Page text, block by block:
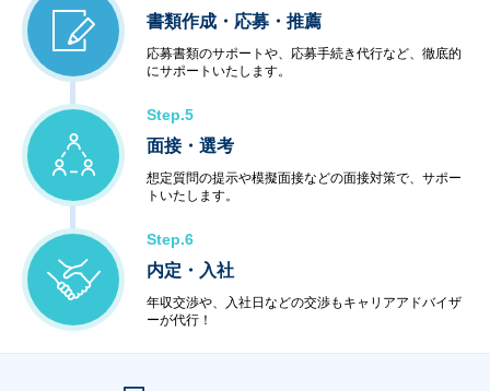
書類作成・応募・推薦
応募書類のサポートや、応募手続き代行など、徹底的
にサポートいたします。
Step.5
面接・選考
想定質問の提示や模擬面接などの面接対策で、サポー
トいたします。
Step.6
内定・入社
年収交渉や、入社日などの交渉もキャリアアドバイザ
ーが代行！